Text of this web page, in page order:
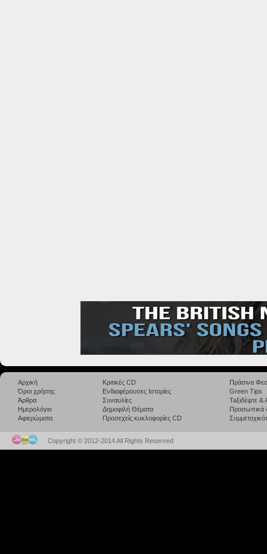
Αρχική
Όροι χρήσης
Άρθρα
Ημερολόγιο
Αφιερώματα
Κριτικές CD
Ενδιαφέρουσες Ιστορίες
Συναυλίες
Δημοφιλή Θέματα
Προσεχείς κυκλοφορίες CD
Πράσινα
Green Tips
Taξιδέψτε
Προσωπικά
Copyright © 2012-2014 All Rights Reserved